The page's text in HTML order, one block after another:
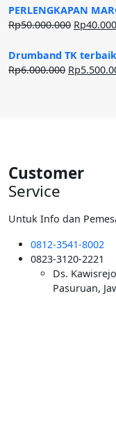
adalah:
PERLENGKAPAN
Rp50.000.000 Harga
adalah:
Rp
Drumband TK
Rp6.000.000 Harga
Rp
Customer
Service
Untuk Info dan
0812-3541-8002
0823-3120-2221
Ds.
Pasuruan,